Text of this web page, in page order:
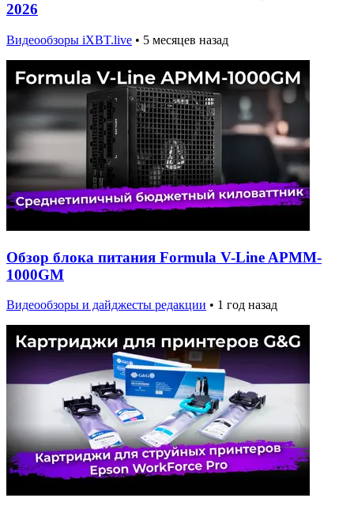
2026
Видеообзоры iXBT.live • 5 месяцев назад
Обзор блока питания Formula V-Line APMM-
1000GM
Видеообзоры и дайджесты редакции • 1 год назад